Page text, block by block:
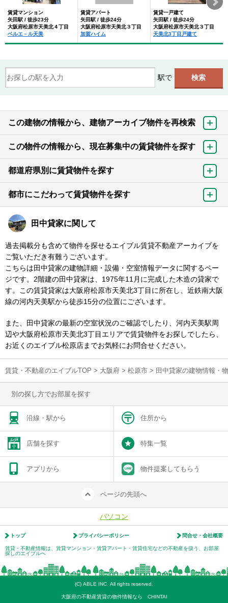
賃貸マンション
矢田駅 / 徒歩23分
大阪府松原市天美北４丁目
ベルエ－ル天美
賃貸アパート
矢田駅 / 徒歩24分
大阪府松原市天美北３丁目
加賀ハイム
賃貸一戸建て
矢田駅 / 徒歩24分
大阪府松原市天美北３丁目
天美北3丁目戸建て
駅で
この建物の情報から、建物アーカイブ物件を再検索
この物件の情報から、現在募集中の賃貸物件を探す
都道府県別に賃貸物件を探す
都市にこだわって賃貸物件を探す
田中貸家に関して
過去掲載分も含めて物件を探せるエイブル賃貸不動産アーカイブを
ご覧いただき有難うございます。
こちらは田中貸家の建物詳細・設備・空室情報データに関するペー
ジです。2階建の田中貸家は、1975年11月に完成した木造の貸家で
す。この賃貸貸家は大阪府松原市天美北3丁目に所在し、近鉄南大阪
線の河内天美駅から徒歩15分の位置にございます。
また、田中貸家の最新の空室状況のご確認でしたり、河内天美駅周
辺や大阪府松原市天美北3丁目エリアで賃貸物件をお探しでしたら、
お近くのエイブル松原店までお気軽にお問合せください。
賃貸・不動産のエイブルTOP > 大阪府 > 松原市 > 田中貸家の建物情報・
別の探し方でお部屋を探す
沿線・駅から 住所から
店舗を探す 特集一覧
アプリから 物件提案してもらう
ページの先頭へ
パソコン
トップ プライバシーポリシー 問合せ・会社概要
賃貸・不動産情報は、賃貸マンション・賃貸アパート・賃貸住宅などの不動産を扱う、お部屋
探しのエイブルへ
(C) ABLE INC. All rights reserved.
大阪府の不動産賃貸の物件情報なら CHINTAI